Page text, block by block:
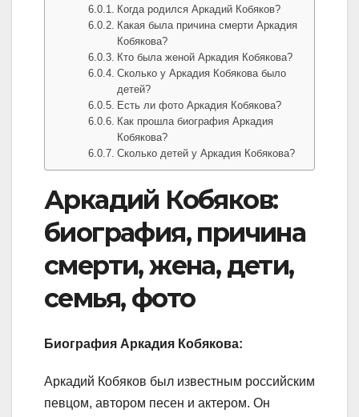
Когда родился Аркадий Кобяков?
Какая была причина смерти Аркадия
Кобякова?
Кто была женой Аркадия Кобякова?
Сколько у Аркадия Кобякова было
детей?
Есть ли фото Аркадия Кобякова?
Как прошла биография Аркадия
Кобякова?
Сколько детей у Аркадия Кобякова?
Аркадий Кобяков:
биография, причина
смерти, жена, дети,
семья, фото
Биография Аркадия Кобякова:
Аркадий Кобяков был известным российским
певцом, автором песен и актером. Он